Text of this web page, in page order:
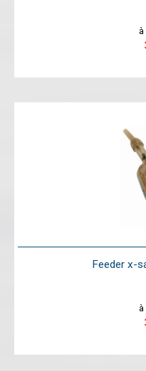
à
Feeder x-
à